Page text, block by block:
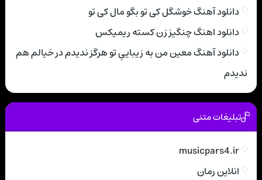
دانلود آهنگ خوشگل کی تو بگو مال کی تو
دانلود اهنگ چنگیز زن کسته ریمیکس
دانلود آهنگ معین من به زیباییِ تو هرگز ندیدم در خیالم هم
ندیدم
تبلیغات متنی
musicpars4.ir
انلاین رمان